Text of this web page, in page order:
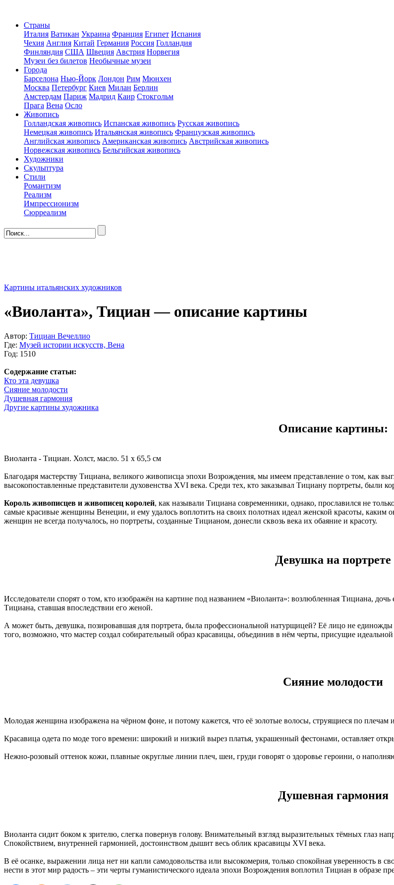
Страны
Италия Ватикан Украина Франция Египет Испания
Чехия Англия Китай Германия Россия Голландия
Финляндия США Швеция Австрия Норвегия
Музеи без билетов Необычные музеи
Города
Барселона Нью-Йорк Лондон Рим Мюнхен
Москва Петербург Киев Милан Берлин
Амстердам Париж Мадрид Каир Стокгольм
Прага Вена Осло
Живопись
Голландская живопись Испанская живопись Русская живопись
Немецкая живопись Итальянская живопись Французская живопись
Английская живопись Американская живопись Австрийская живопись
Норвежская живопись Бельгийская живопись
Художники
Скульптура
Стили
Романтизм
Реализм
Импрессионизм
Сюрреализм
Картины итальянских художников
«Виоланта», Тициан — описание картины
Автор: Тициан Вечеллио
Где: Музей истории искусств, Вена
Год: 1510
Содержание статьи:
Кто эта девушка
Сияние молодости
Душевная гармония
Другие картины художника
Описание картины:
Виоланта - Тициан. Холст, масло. 51 x 65,5 см
Благодаря мастерству Тициана, великого живописца эпохи Возрождения, мы имеем представление о том, как
высокопоставленные представители духовенства XVI века. Среди тех, кто заказывал Тициану портреты,
Король живописцев и живописец королей, как называли Тициана современники, однако, прославился не
самые красивые женщины Венеции, и ему удалось воплотить на своих полотнах идеал женской красоты, каким
женщин не всегда получалось, но портреты, созданные Тицианом, донесли сквозь века их обаяние и красоту.
Девушка на портрете
Исследователи спорят о том, кто изображён на картине под названием «Виоланта»: возлюбленная Тициана,
Тициана, ставшая впоследствии его женой.
А может быть, девушка, позировавшая для портрета, была профессиональной натурщицей? Её лицо не
того, возможно, что мастер создал собирательный образ красавицы, объединив в нём черты, присущие
Сияние молодости
Молодая женщина изображена на чёрном фоне, и потому кажется, что её золотые волосы, струящиеся по
Красавица одета по моде того времени: широкий и низкий вырез платья, украшенный фестонами, оставляет
Нежно-розовый оттенок кожи, плавные округлые линии плеч, шеи, груди говорят о здоровье героини, о
Душевная гармония
Виоланта сидит боком к зрителю, слегка повернув голову. Внимательный взгляд выразительных тёмных глаз
Спокойствием, внутренней гармонией, достоинством дышит весь облик красавицы XVI века.
В её осанке, выражении лица нет ни капли самодовольства или высокомерия, только спокойная уверенность в
нести в этот мир радость – эти черты гуманистического идеала эпохи Возрождения воплотил Тициан в образе